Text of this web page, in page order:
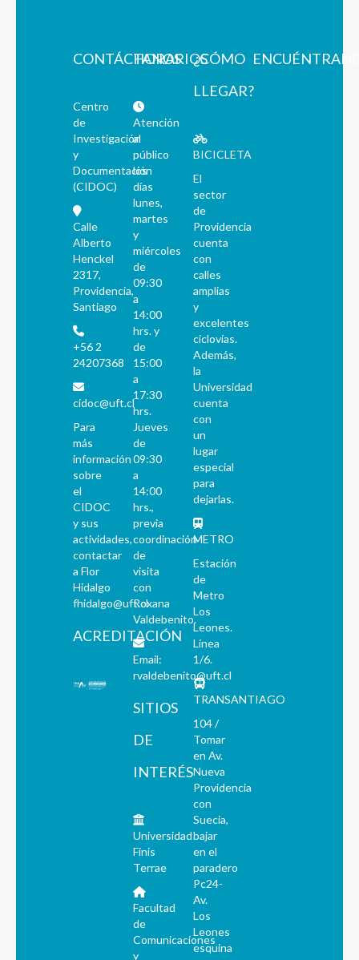
CONTÁCTANOS
Centro
de
Investigación
y
Documentación
(CIDOC)
Calle
Alberto
Henckel
2317,
Providencia,
Santiago
+56 2
24207368
cidoc@uft.cl
Para
más
información
sobre
el
CIDOC
y sus
actividades,
contactar
a Flor
Hidalgo
fhidalgo@uft.cl
ACREDITACIÓN
HORARIOS
Atención
al
público
los
días
lunes,
martes
y
miércoles
de
09:30
a
14:00
hrs. y
de
15:00
a
17:30
hrs.
Jueves
de
09:30
a
14:00
hrs.,
previa
coordinación
de
visita
con
Roxana
Valdebenito.
Email:
rvaldebenito@uft.cl
SITIOS
DE
INTERÉS
Universidad
Finis
Terrae
Facultad
de
Comunicaciones
y
¿CÓMO
LLEGAR?
BICICLETA
El
sector
de
Providencia
cuenta
con
calles
amplias
y
excelentes
ciclovías.
Además,
la
Universidad
cuenta
con
un
lugar
especial
para
dejarlas.
METRO
Estación
de
Metro
Los
Leones.
Línea
1/6.
TRANSANTIAGO
104 /
Tomar
en Av.
Nueva
Providencia
con
Suecia,
bajar
en el
paradero
Pc24-
Av.
Los
Leones
esquina